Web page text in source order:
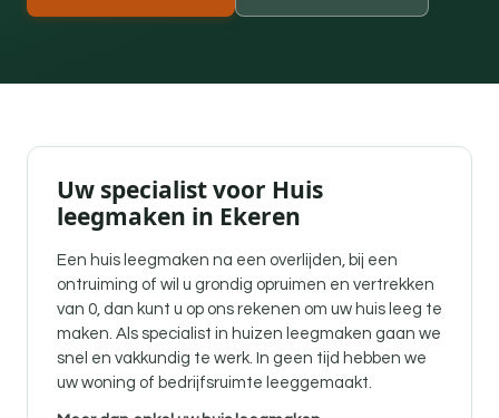
Uw specialist voor Huis
leegmaken in Ekeren
Een huis leegmaken na een overlijden, bij een
ontruiming of wil u grondig opruimen en vertrekken
van 0, dan kunt u op ons rekenen om uw huis leeg te
maken. Als specialist in huizen leegmaken gaan we
snel en vakkundig te werk. In geen tijd hebben we
uw woning of bedrijfsruimte leeggemaakt.